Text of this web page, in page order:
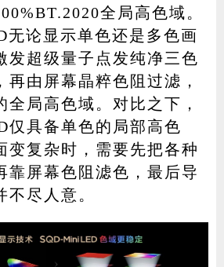
全局高色域。
论显示单色还是多色画
发超级量子点发纯净三色
再由屏幕晶粹色阻过滤，
全局高色域。对比之下，
具备单色的局部高色
变复杂时，需要先把各种
靠屏幕色阻滤色，最后导
尽人意。